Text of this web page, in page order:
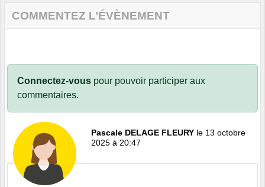
COMMENTEZ L’ÉVÈNEMENT
Connectez-vous pour pouvoir participer aux
commentaires.
Pascale DELAGE FLEURY le 13 octobre
2025 à 20:47